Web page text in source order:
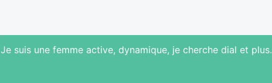
Je suis une femme active, dynamique, je cherche dial et plus.